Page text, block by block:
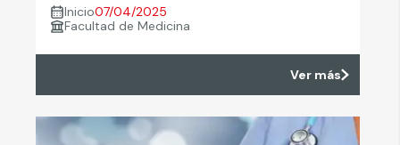
Inicio07/04/2025
Facultad de Medicina
Ver más